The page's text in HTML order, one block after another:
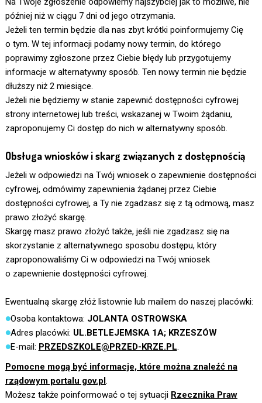
później niż w ciągu 7 dni od jego otrzymania.
Jeżeli ten termin będzie dla nas zbyt krótki poinformujemy Cię
o tym. W tej informacji podamy nowy termin, do którego
poprawimy zgłoszone przez Ciebie błędy lub przygotujemy
informacje w alternatywny sposób. Ten nowy termin nie będzie
dłuższy niż 2 miesiące.
Jeżeli nie będziemy w stanie zapewnić dostępności cyfrowej
strony internetowej lub treści, wskazanej w Twoim żądaniu,
zaproponujemy Ci dostęp do nich w alternatywny sposób.
Obsługa wniosków i skarg związanych z dostępnością
Jeżeli w odpowiedzi na Twój wniosek o zapewnienie dostępności
cyfrowej, odmówimy zapewnienia żądanej przez Ciebie
dostępności cyfrowej, a Ty nie zgadzasz się z tą odmową, masz
prawo złożyć skargę.
Skargę masz prawo złożyć także, jeśli nie zgadzasz się na
skorzystanie z alternatywnego sposobu dostępu, który
zaproponowaliśmy Ci w odpowiedzi na Twój wniosek
o zapewnienie dostępności cyfrowej.
Ewentualną skargę złóż listownie lub mailem do naszej placówki:
Osoba kontaktowa: JOLANTA OSTROWSKA
Adres placówki: UL.BETLEJEMSKA 1A; KRZESZÓW
E-mail: PRZEDSZKOLE@PRZED-KRZE.PL.
Pomocne mogą być informacje, które można znaleźć na
rządowym portalu gov.pl.
Możesz także poinformować o tej sytuacji Rzecznika Praw